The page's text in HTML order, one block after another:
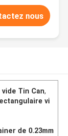
nous
Tin Can,
vi
de 0.23mm